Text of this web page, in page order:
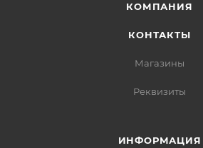
КОМПАНИЯ
КОНТАКТЫ
Магазины
Реквизиты
ИНФОРМАЦИЯ